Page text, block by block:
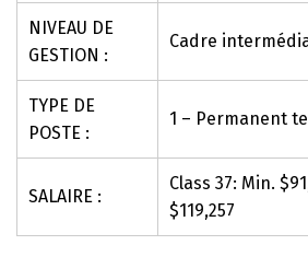
NIVEAU DE
GESTION :
Cadre
TYPE DE
POSTE :
1 – Permanent
SALAIRE :
Class 37: Min.
$119,257